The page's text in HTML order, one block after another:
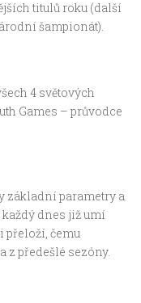
titulů roku (další
šampionát).
4 světových
Games – průvodce
základní parametry a
dnes již umí
přeloží, čemu
z předešlé sezóny.